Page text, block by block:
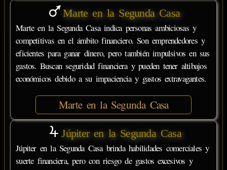
Marte en la Segunda Casa
Marte en la Segunda Casa indica personas ambiciosas y
competitivas en el ámbito financiero. Son emprendedores y
eficientes para ganar dinero, pero también impulsivos en sus
gastos. Buscan seguridad financiera y pueden tener altibajos
económicos debido a su impaciencia y gastos extravagantes.
Marte en la Segunda Casa
Júpiter en la Segunda Casa
Júpiter en la Segunda Casa brinda habilidades comerciales y
suerte financiera, pero con riesgo de gastos excesivos y